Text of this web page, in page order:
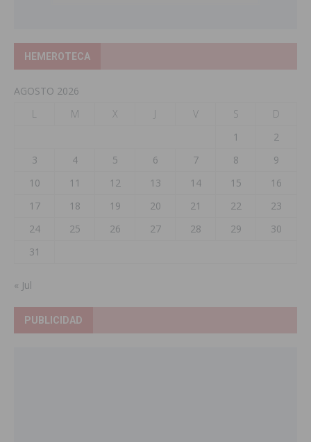
HEMEROTECA
AGOSTO 2026
L
M X J V S
D
1
2
3
4 5 6 7 8
9
10
11 12 13 14 15
16
17
18 19 20 21 22
23
24
25 26 27 28 29
30
31
« Jul
PUBLICIDAD